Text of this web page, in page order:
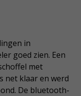
in
goed zien. Een
met
net klaar en werd
De bluetooth-